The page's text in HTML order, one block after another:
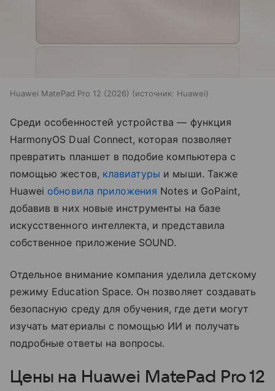
Huawei MatePad Pro 12 (2026) источник: Huawei
Среди особенностей устройства — функция
HarmonyOS Dual Connect, которая позволяет
превратить планшет в подобие компьютера с
помощью жестов, клавиатуры и мыши. Также
Huawei обновила приложения Notes и GoPaint,
добавив в них новые инструменты на базе
искусственного интеллекта, и представила
собственное приложение SOUND.
Отдельное внимание компания уделила детскому
режиму Education Space. Он позволяет создавать
безопасную среду для обучения, где дети могут
изучать материалы с помощью ИИ и получать
подробные ответы на вопросы.
Цены на Huawei MatePad Pro 12